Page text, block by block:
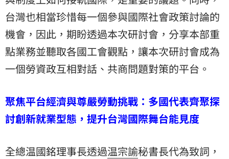
台灣也相當珍惜每一個參與國際社會政策討論的
機會，因此，期盼透過本次研討會，分享本部重
點業務並聽取各國工會觀點，讓本次研討會成為
一個勞資政互相對話、共商問題對策的平台。
聚焦平台經濟與尊嚴勞動挑戰：多國代表齊聚探
討創新就業型態，提升台灣國際舞台能見度
全總温國銘理事長透過温宗諭秘書長代為致詞，